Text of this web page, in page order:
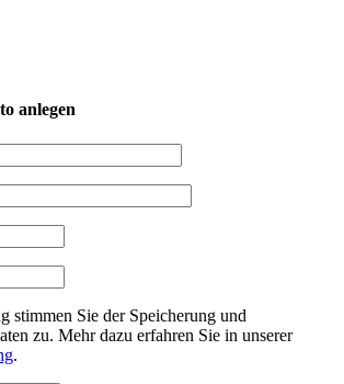
anlegen
stimmen Sie der Speicherung und
zu. Mehr dazu erfahren Sie in unserer
.